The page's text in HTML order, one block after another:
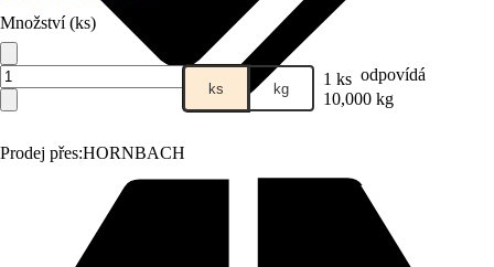
Prodej přes:HORNBACH
Množství (ks)
ks kg 1 ks odpovídá
10,000 kg